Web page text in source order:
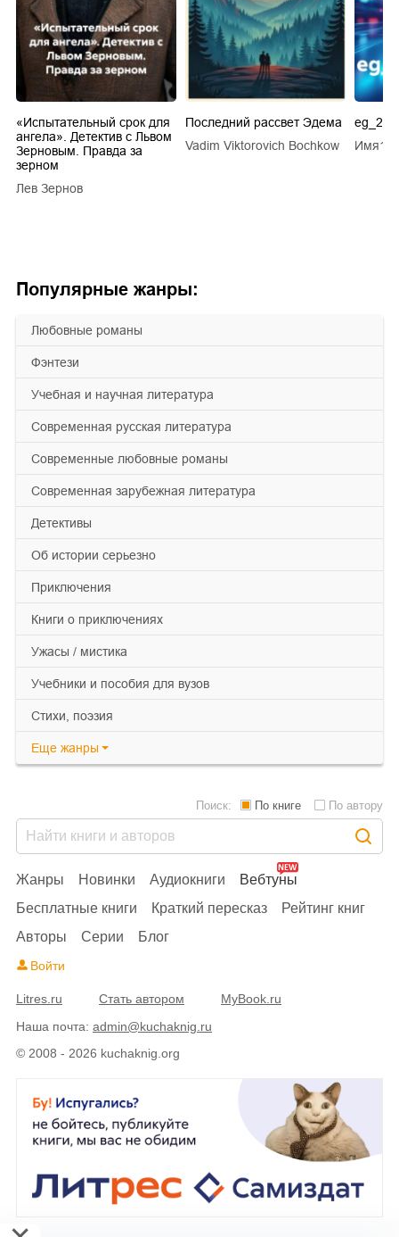
Популярные жанры:
любовные романы
фэнтези
учебная и научная литература
современная русская литература
современные любовные романы
современная зарубежная литература
детективы
об истории серьезно
приключения
книги о приключениях
ужасы / мистика
учебники и пособия для вузов
cтихи, поэзия
Еще жанры
«Испытательный срок для
ангела». Детектив с Львом
Зерновым. Правда за
зерном
Лев Зернов
Последний рассвет Эдема
Vadim Viktorovich Bochkow
Имя1
© 2008 - 2026 kuchaknig.org
Жанры Новинки Аудиокниги
Вебтуны
Бесплатные книги
Краткий пересказ
Рейтинг книг
Авторы
Серии Блог
Поиск: По книге По автору
Войти
Litres.ru Стать автором
MyBook.ru
Наша почта: admin@kuchaknig.ru